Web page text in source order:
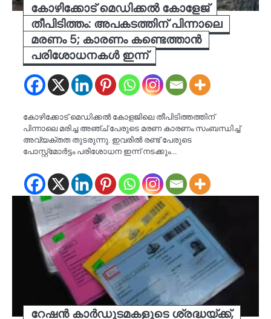
കോഴിക്കോട് മെഡിക്കൽ കോളേജ്
തീപിടിത്തം: അപകടത്തിന് പിന്നാലെ
മരണം 5; കാരണം കണ്ടെത്താൻ
പരിശോധനകൾ ഇന്ന്
കോഴിക്കോട് മെഡിക്കൽ കോളജിലെ തീപിടിത്തത്തിന്
പിന്നാലെ മരിച്ച അ‍ഞ്ച് പേരുടെ മരണ കാരണം സംബന്ധിച്ച്
അവ്യക്തത തുടരുന്നു. ഇവരിൽ രണ്ട് പേരുടെ
പോസ്റ്റ്‌മോർട്ടം പരിശോധന ഇന്ന് നടക്കും.…
റേഷൻ കാര്‍ഡുടമകളുടെ ശ്രദ്ധയ്ക്ക്,